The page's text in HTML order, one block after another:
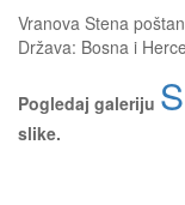
Vranova Stena
Država: Bosna i
Pogledaj galeriju
slike.